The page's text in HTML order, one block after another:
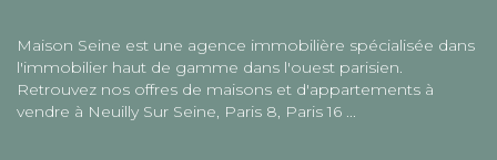
Maison Seine est une agence immobilière spécialisée dans
l'immobilier haut de gamme dans l'ouest parisien.
Retrouvez nos offres de maisons et d'appartements à
vendre à Neuilly Sur Seine, Paris 8, Paris 16 ...